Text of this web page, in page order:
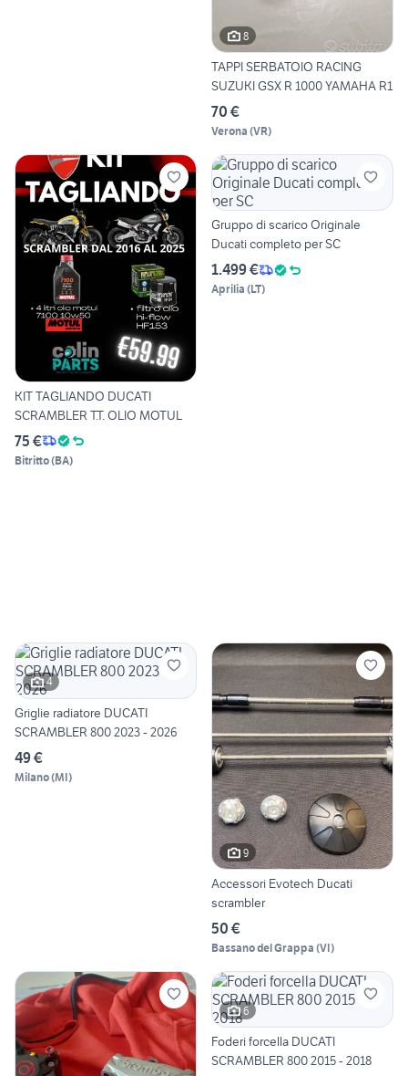
8
TAPPI SERBATOIO RACING
SUZUKI GSX R 1000 YAMAHA R1
70 €
Verona (VR)
KIT TAGLIANDO DUCATI
SCRAMBLER T.T. OLIO MOTUL
75 €
Bitritto(BA)
Gruppo di scarico Originale
Ducati completo per SC
1.499 €
Aprilia (LT)
4
Griglie radiatore DUCATI
SCRAMBLER 800 2023 - 2026
49 €
Milano(MI)
9
Accessori Evotech Ducati
scrambler
50 €
Bassano del Grappa (VI)
6
Foderi forcella DUCATI
SCRAMBLER 800 2015 - 2018